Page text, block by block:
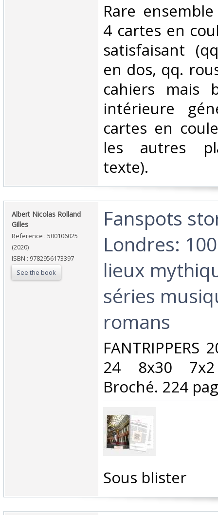
‎Rare
4 cartes en
satisfaisant
en dos, qq.
cahiers mais
intérieure
cartes en
les autres
texte).‎
‎Albert Nicolas Rolland
Gilles‎
Reference : 500106025
(2020)
ISBN : 9782956173397
See the book
‎Fanspots
Londres:
lieux
séries
romans‎
‎FANTRIPPERS
24 8x30
Broché. 224
‎Sous blister‎